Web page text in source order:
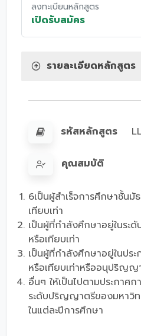
ลงทะเบียนหลักสูตร
เปิดรับสมัคร
รายละเอียดหลักสูตร
รหัสหลักสูตร
คุณสมบัติ
6เป็นผู้สำเร็จการศึกษาชั้น
เทียบเท่า
เป็นผู้ที่กำลังศึกษาอยู่ในระ
หรือเทียบเท่า
เป็นผู้ที่กำลังศึกษาอยู่ในปร
หรือเทียบเท่าหรืออนุปริญญ
อื่นๆ ให้เป็นไปตามประกาศ
ระดับปริญญาตรีของมหาวิ
ในแต่ละปีการศึกษา